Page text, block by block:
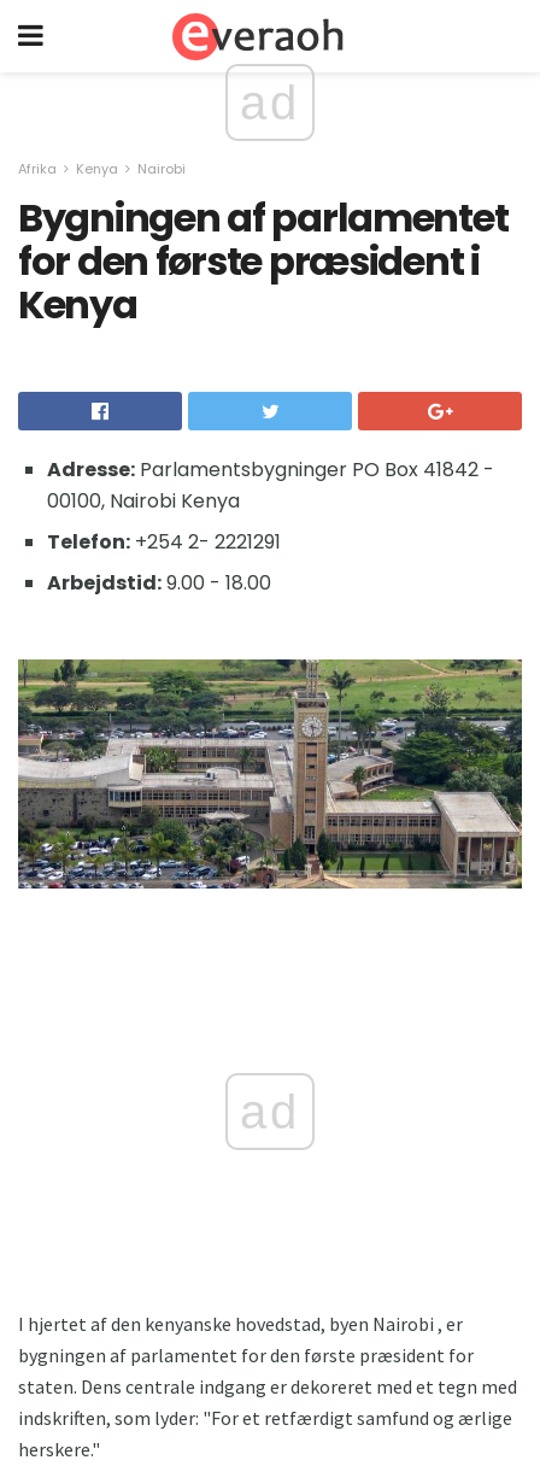
ad
Afrika Kenya Nairobi
Bygningen af ​​parlamentet
for den første præsident i
Kenya
Adresse: Parlamentsbygninger PO Box 41842 -
00100, Nairobi Kenya
Telefon: +254 2- 2221291
Arbejdstid:9.00 - 18.00
ad
I hjertet af den kenyanske hovedstad, byen Nairobi , er
bygningen af ​​parlamentet for den første præsident for
staten. Dens centrale indgang er dekoreret med et tegn med
indskriften, som lyder: "For et retfærdigt samfund og ærlige
herskere."